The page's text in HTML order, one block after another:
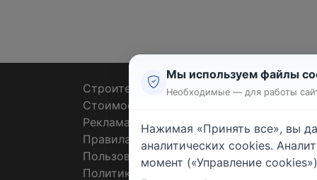
Строительные тендеры
Стоимость работ
Реклама
Правила
Пользовательское соглашение
Политика конфиденциальности
Мы используем файлы
Необходимые — для работы
Нажимая «Принять все», вы
аналитических cookies.
момент («Управление